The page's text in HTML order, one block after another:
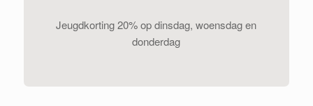
Jeugdkorting 20% op dinsdag, woensdag en
donderdag